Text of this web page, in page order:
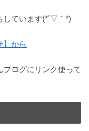
しています(*´▽｀*)
】から
ブログにリンク使って